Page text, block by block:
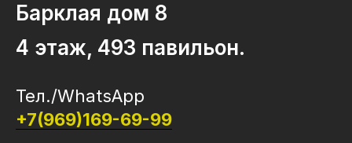
Барклая дом 8
4 этаж, 493 павильон.
Тел./WhatsApp
+7(969)169-69-99